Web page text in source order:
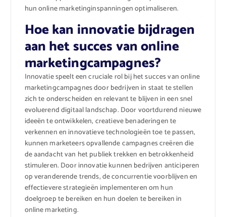
hun online marketinginspanningen optimaliseren.
Hoe kan innovatie bijdragen
aan het succes van online
marketingcampagnes?
Innovatie speelt een cruciale rol bij het succes van online
marketingcampagnes door bedrijven in staat te stellen
zich te onderscheiden en relevant te blijven in een snel
evoluerend digitaal landschap. Door voortdurend nieuwe
ideeën te ontwikkelen, creatieve benaderingen te
verkennen en innovatieve technologieën toe te passen,
kunnen marketeers opvallende campagnes creëren die
de aandacht van het publiek trekken en betrokkenheid
stimuleren. Door innovatie kunnen bedrijven anticiperen
op veranderende trends, de concurrentie voorblijven en
effectievere strategieën implementeren om hun
doelgroep te bereiken en hun doelen te bereiken in
online marketing.